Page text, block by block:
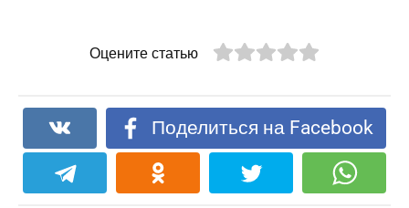
Оцените статью
Поделиться на Facebook